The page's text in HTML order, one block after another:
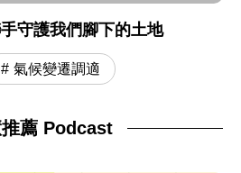
守護我們腳下的土地
氣候變遷調適
薦 Podcast